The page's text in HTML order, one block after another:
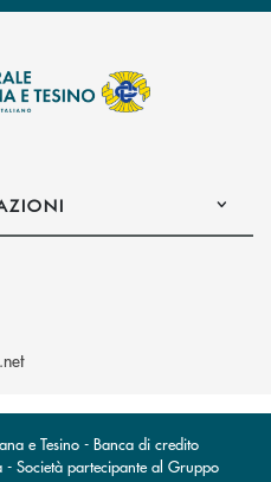
(si apre l’app di posta
e Tesino - Banca di credito
Società partecipante al Gruppo